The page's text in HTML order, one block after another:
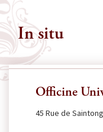
In situ
Officine
45 Rue de